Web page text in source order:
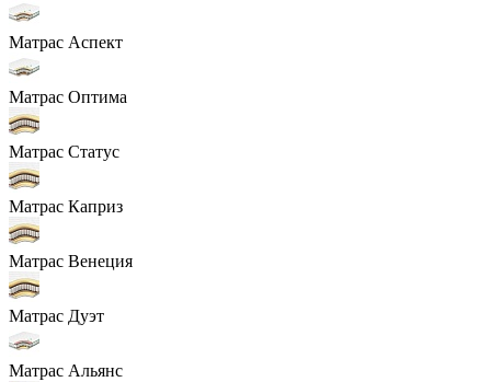
Матрас Аспект
Матрас Оптима
Матрас Статус
Матрас Каприз
Матрас Венеция
Матрас Дуэт
Матрас Альянс